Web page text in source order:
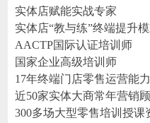
实体店赋能实战专家
实体店“教与练”终端提升
AACTP国际认证培训师
国家企业高级培训师
17年终端门店零售运营能
近50家实体大商常年营销
300多场大型零售培训授课